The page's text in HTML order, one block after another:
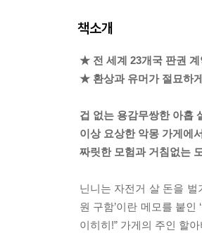
책소개
★ 전 세계 23개국 판권 계
★ 환상과 유머가 절묘하
겁 없는 용감무쌍한 아홉
이상 요상한 악몽 가게에
짜릿한 모험과 거침없는
닌니는 자전거 살 돈을 벌
원 구함’이란 메모를 붙
이히히!” 가게의 주인 할